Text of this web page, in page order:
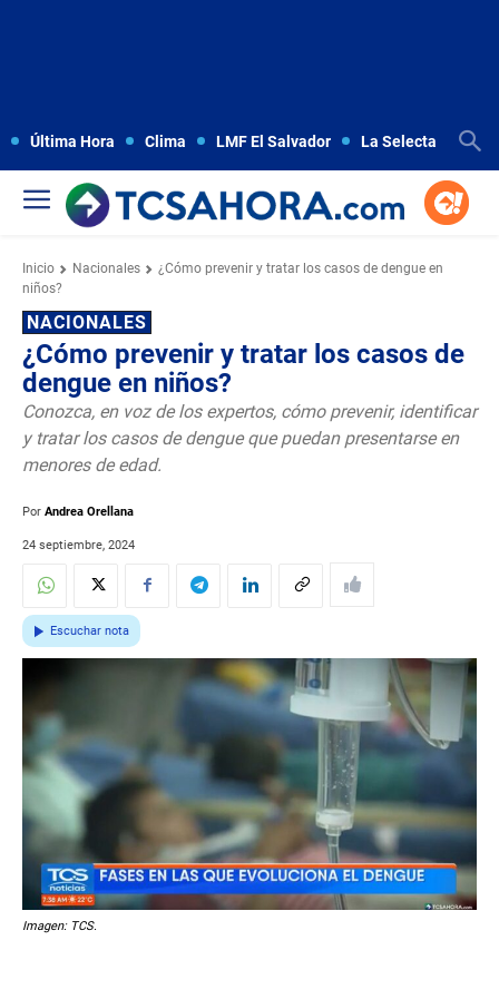
Última Hora Clima LMF El Salvador La Selecta
Inicio Nacionales
¿Cómo prevenir y tratar los casos de dengue en
niños?
NACIONALES
¿Cómo prevenir y tratar los casos de
dengue en niños?
Conozca, en voz de los expertos, cómo prevenir, identificar
y tratar los casos de dengue que puedan presentarse en
menores de edad.
Por Andrea Orellana
24 septiembre, 2024
Escuchar nota
Imagen: TCS.